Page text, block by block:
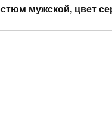
мужской, цвет